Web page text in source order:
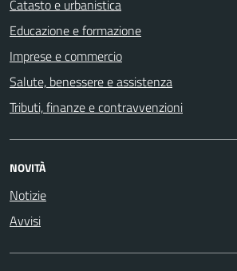
Catasto e urbanistica
Educazione e formazione
Imprese e commercio
Salute, benessere e assistenza
Tributi, finanze e contravvenzioni
NOVITÀ
Notizie
Avvisi